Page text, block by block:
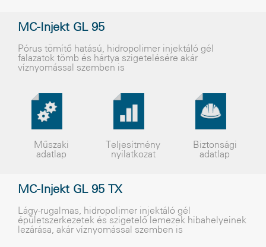
MC-Injekt GL 95
Pórus tömítõ hatású, hidropolimer injektáló gél
falazatok tömb és hártya szigetelésére akár
víznyomással szemben is
Műszaki
adatlap
Teljesítmény
nyilatkozat
Biztonsági
adatlap
MC-Injekt GL 95 TX
Lágy-rugalmas, hidropolimer injektáló gél
épületszerkezetek és szigetelõ lemezek hibahelyeinek
lezárása, akár víznyomással szemben is